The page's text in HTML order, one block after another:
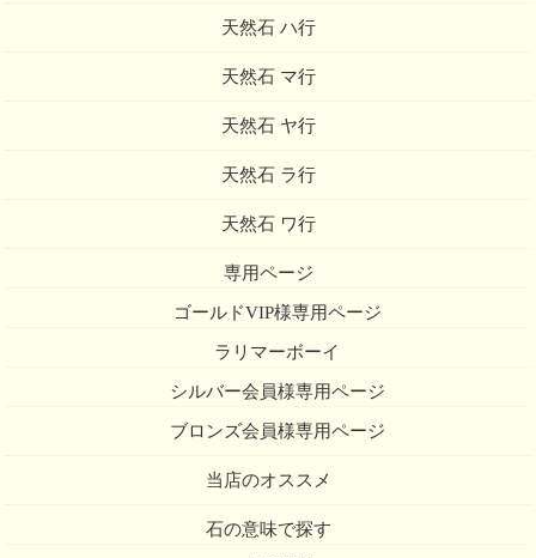
天然石 ハ行
天然石 マ行
天然石 ヤ行
天然石 ラ行
天然石 ワ行
専用ページ
ゴールドVIP様専用ページ
ラリマーボーイ
シルバー会員様専用ページ
ブロンズ会員様専用ページ
当店のオススメ
石の意味で探す